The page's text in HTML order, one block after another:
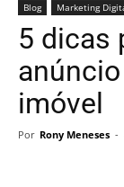
Blog Marketing
5 dicas
imóvel
Por Rony Meneses -